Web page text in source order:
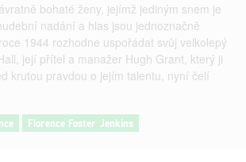
bohaté ženy, jejímž jediným snem je
nadání a hlas jsou jednoznačně
1944 rozhodne uspořádat svůj velkolepý
její přítel a manažer Hugh Grant, který ji
krutou pravdou o jejím talentu, nyní čelí
Florence Foster Jenkins